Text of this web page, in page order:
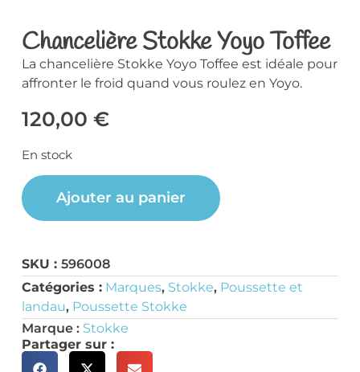
Chancelière Stokke Yoyo Toffee
La chancelière Stokke Yoyo Toffee est idéale pour
affronter le froid quand vous roulez en Yoyo.
120,00 €
En stock
Ajouter au panier
SKU : 596008
Catégories : Marques, Stokke, Poussette et
landau, Poussette Stokke
Marque : Stokke
Partager sur :